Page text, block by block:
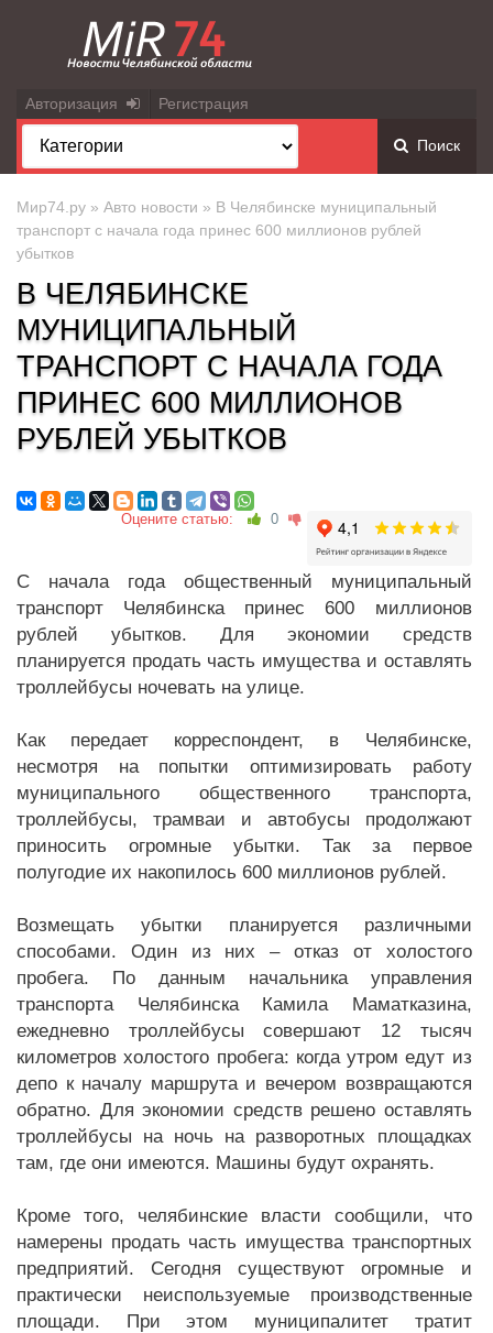
Авторизация Регистрация
Поиск
Мир74.ру » Авто новости » В Челябинске муниципальный
транспорт с начала года принес 600 миллионов рублей
убытков
В ЧЕЛЯБИНСКЕ
МУНИЦИПАЛЬНЫЙ
ТРАНСПОРТ С НАЧАЛА ГОДА
ПРИНЕС 600 МИЛЛИОНОВ
РУБЛЕЙ УБЫТКОВ
Оцените статью: 0
С начала года общественный муниципальный
транспорт Челябинска принес 600 миллионов
рублей убытков. Для экономии средств
планируется продать часть имущества и оставлять
троллейбусы ночевать на улице.
Как передает корреспондент, в Челябинске,
несмотря на попытки оптимизировать работу
муниципального общественного транспорта,
троллейбусы, трамваи и автобусы продолжают
приносить огромные убытки. Так за первое
полугодие их накопилось 600 миллионов рублей.
Возмещать убытки планируется различными
способами. Один из них – отказ от холостого
пробега. По данным начальника управления
транспорта Челябинска Камила Маматказина,
ежедневно троллейбусы совершают 12 тысяч
километров холостого пробега: когда утром едут из
депо к началу маршрута и вечером возвращаются
обратно. Для экономии средств решено оставлять
троллейбусы на ночь на разворотных площадках
там, где они имеются. Машины будут охранять.
Кроме того, челябинские власти сообщили, что
намерены продать часть имущества транспортных
предприятий. Сегодня существуют огромные и
практически неиспользуемые производственные
площади. При этом муниципалитет тратит